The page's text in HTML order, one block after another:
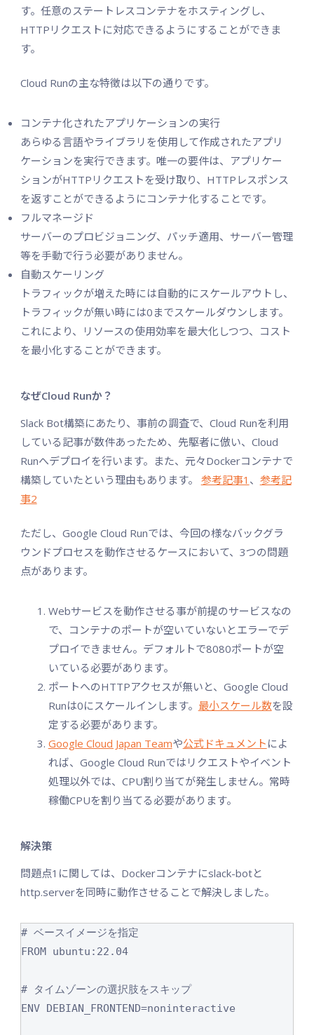
す。任意のステートレスコンテナをホスティングし、
HTTPリクエストに対応できるようにすることができま
す。
Cloud Runの主な特徴は以下の通りです。
コンテナ化されたアプリケーションの実行
あらゆる言語やライブラリを使用して作成されたアプリ
ケーションを実行できます。唯一の要件は、アプリケー
ションがHTTPリクエストを受け取り、HTTPレスポンス
を返すことができるようにコンテナ化することです。
フルマネージド
サーバーのプロビジョニング、パッチ適用、サーバー管理
等を手動で行う必要がありません。
自動スケーリング
トラフィックが増えた時には自動的にスケールアウトし、
トラフィックが無い時には0までスケールダウンします。
これにより、リソースの使用効率を最大化しつつ、コスト
を最小化することができます。
なぜCloud Runか？
Slack Bot構築にあたり、事前の調査で、Cloud Runを利用
している記事が数件あったため、先駆者に倣い、Cloud
Runへデプロイを行います。また、元々Dockerコンテナで
構築していたという理由もあります。 参考記事1 、 参考記
事2
ただし、Google Cloud Runでは、今回の様なバックグラ
ウンドプロセスを動作させるケースにおいて、3つの問題
点があります。
Webサービスを動作させる事が前提のサービスなの
で、コンテナのポートが空いていないとエラーでデ
プロイできません。デフォルトで8080ポートが空
いている必要があります。
ポートへのHTTPアクセスが無いと、Google Cloud
Runは0にスケールインします。 最小スケール数を設
定する必要があります。
Google Cloud Japan Teamや公式ドキュメント によ
れば、Google Cloud Runではリクエストやイベント
処理以外では、CPU割り当てが発生しません。常時
稼働CPUを割り当てる必要があります。
解決策
問題点1に関しては、Dockerコンテナにslack-botと
http.serverを同時に動作させることで解決しました。
# ベースイメージを指定
FROM ubuntu:22.04
# タイムゾーンの選択肢をスキップ
ENV DEBIAN_FRONTEND=noninteractive